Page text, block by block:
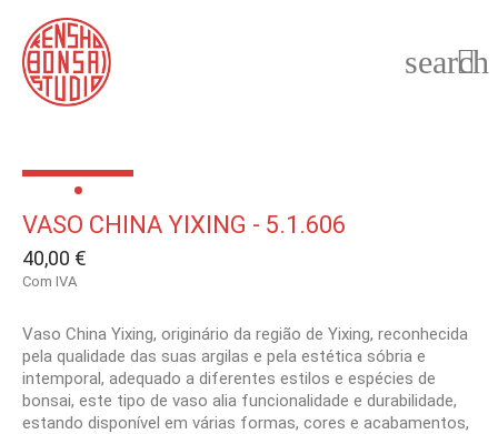

search
VASO CHINA YIXING - 5.1.606
40,00 €
Com IVA
Vaso China Yixing, originário da região de Yixing, reconhecida
pela qualidade das suas argilas e pela estética sóbria e
intemporal, adequado a diferentes estilos e espécies de
bonsai, este tipo de vaso alia funcionalidade e durabilidade,
estando disponível em várias formas, cores e acabamentos,